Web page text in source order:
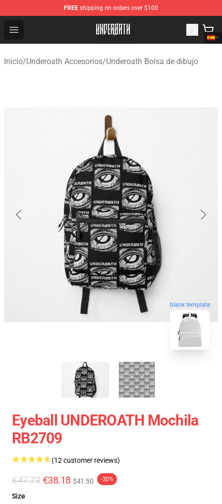
FREE shipping on orders over $100
Open menu
Underoath Store - Official Underoath Merchandise Shop
Inicio/Underoath Accesorios/Underoath Bolsa de dibujo
blank template
Eyeball UNDEROATH Mochila
RB2709
(12 customer reviews)
€47.73 €38.18 $41.50 -20%
Size